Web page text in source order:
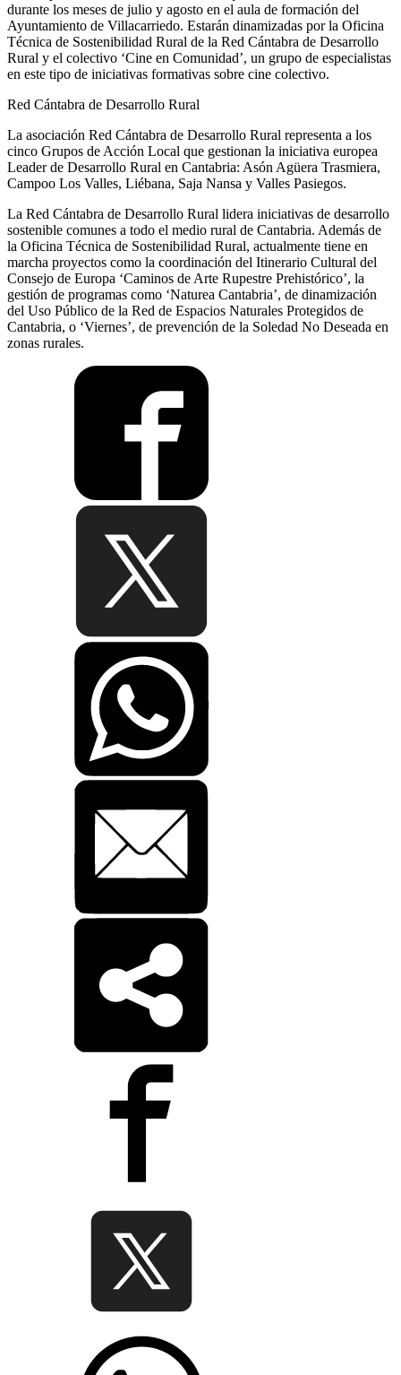
durante los meses de julio y agosto en el aula de formación del
Ayuntamiento de Villacarriedo. Estarán dinamizadas por la Oficina
Técnica de Sostenibilidad Rural de la Red Cántabra de Desarrollo
Rural y el colectivo ‘Cine en Comunidad’, un grupo de especialistas
en este tipo de iniciativas formativas sobre cine colectivo.
Red Cántabra de Desarrollo Rural
La asociación Red Cántabra de Desarrollo Rural representa a los
cinco Grupos de Acción Local que gestionan la iniciativa europea
Leader de Desarrollo Rural en Cantabria: Asón Agüera Trasmiera,
Campoo Los Valles, Liébana, Saja Nansa y Valles Pasiegos.
La Red Cántabra de Desarrollo Rural lidera iniciativas de desarrollo
sostenible comunes a todo el medio rural de Cantabria. Además de
la Oficina Técnica de Sostenibilidad Rural, actualmente tiene en
marcha proyectos como la coordinación del Itinerario Cultural del
Consejo de Europa ‘Caminos de Arte Rupestre Prehistórico’, la
gestión de programas como ‘Naturea Cantabria’, de dinamización
del Uso Público de la Red de Espacios Naturales Protegidos de
Cantabria, o ‘Viernes’, de prevención de la Soledad No Deseada en
zonas rurales.